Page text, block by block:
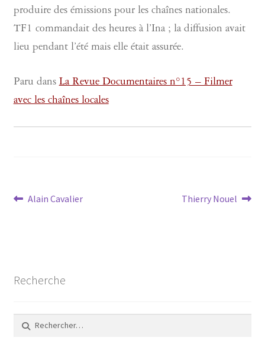
produire des émissions pour les chaînes nationales.
TF1 commandait des heures à l’Ina ; la diffusion avait
lieu pendant l’été mais elle était assurée.
Paru dansLa Revue Documentaires n°15 – Filmer
avec les chaînes locales
Navigation
Article
Alain Cavalier
Article
Thierry Nouel
Recherche
Rechercher :